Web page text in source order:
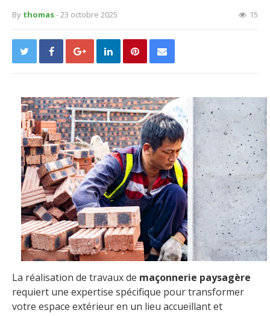
By thomas- 23 octobre 2025 15
La réalisation de travaux de maçonnerie paysagère
requiert une expertise spécifique pour transformer
votre espace extérieur en un lieu accueillant et